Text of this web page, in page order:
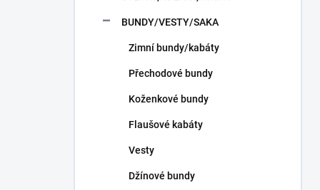
BUNDY/VESTY/SAKA
Zimní bundy/kabáty
Přechodové bundy
Koženkové bundy
Flaušové kabáty
Vesty
Džínové bundy